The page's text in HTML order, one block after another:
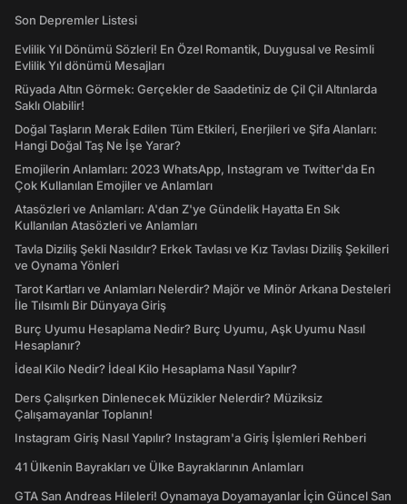
Son Depremler Listesi
Evlilik Yıl Dönümü Sözleri! En Özel Romantik, Duygusal ve Resimli
Evlilik Yıl dönümü Mesajları
Rüyada Altın Görmek: Gerçekler de Saadetiniz de Çil Çil Altınlarda
Saklı Olabilir!
Doğal Taşların Merak Edilen Tüm Etkileri, Enerjileri ve Şifa Alanları:
Hangi Doğal Taş Ne İşe Yarar?
Emojilerin Anlamları: 2023 WhatsApp, Instagram ve Twitter'da En
Çok Kullanılan Emojiler ve Anlamları
Atasözleri ve Anlamları: A'dan Z'ye Gündelik Hayatta En Sık
Kullanılan Atasözleri ve Anlamları
Tavla Diziliş Şekli Nasıldır? Erkek Tavlası ve Kız Tavlası Diziliş Şekilleri
ve Oynama Yönleri
Tarot Kartları ve Anlamları Nelerdir? Majör ve Minör Arkana Desteleri
İle Tılsımlı Bir Dünyaya Giriş
Burç Uyumu Hesaplama Nedir? Burç Uyumu, Aşk Uyumu Nasıl
Hesaplanır?
İdeal Kilo Nedir? İdeal Kilo Hesaplama Nasıl Yapılır?
Ders Çalışırken Dinlenecek Müzikler Nelerdir? Müziksiz
Çalışamayanlar Toplanın!
Instagram Giriş Nasıl Yapılır? Instagram'a Giriş İşlemleri Rehberi
41 Ülkenin Bayrakları ve Ülke Bayraklarının Anlamları
GTA San Andreas Hileleri! Oynamaya Doyamayanlar İçin Güncel San